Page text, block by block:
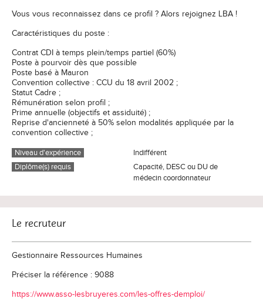
Vous vous reconnaissez dans ce profil ? Alors rejoignez LBA !
Caractéristiques du poste :
Contrat CDI à temps plein/temps partiel (60%)
Poste à pourvoir dès que possible
Poste basé à Mauron
Convention collective : CCU du 18 avril 2002 ;
Statut Cadre ;
Rémunération selon profil ;
Prime annuelle (objectifs et assiduité) ;
Reprise d'ancienneté à 50% selon modalités appliquée par la
convention collective ;
Niveau d'expérience
Indifférent
Diplôme(s) requis
Capacité, DESC ou DU de
médecin coordonnateur
Le recruteur
Gestionnaire Ressources Humaines
Préciser la référence : 9088
https://www.asso-lesbruyeres.com/les-offres-demploi/